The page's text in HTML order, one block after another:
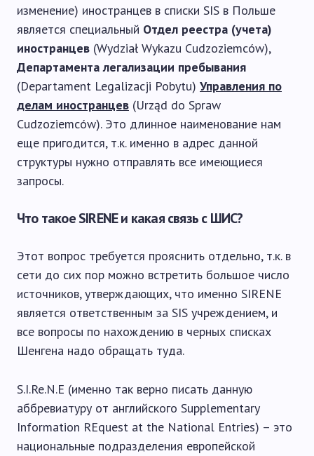
изменение) иностранцев в списки SIS в Польше
является специальный Отдел реестра (учета)
иностранцев (Wydział Wykazu Cudzoziemców),
Департамента легализации пребывания
(Departament Legalizacji Pobytu) Управления по
делам иностранцев (Urząd do Spraw
Cudzoziemców). Это длинное наименование нам
еще пригодится, т.к. именно в адрес данной
структуры нужно отправлять все имеющиеся
запросы.
Что такое SIRENE и какая связь с ШИС?
Этот вопрос требуется прояснить отдельно, т.к. в
сети до сих пор можно встретить большое число
источников, утверждающих, что именно SIRENE
является ответственным за SIS учреждением, и
все вопросы по нахождению в черных списках
Шенгена надо обращать туда.
S.I.Re.N.E (именно так верно писать данную
аббревиатуру от английского Supplementary
Information REquest at the National Entries) – это
национальные подразделения европейской